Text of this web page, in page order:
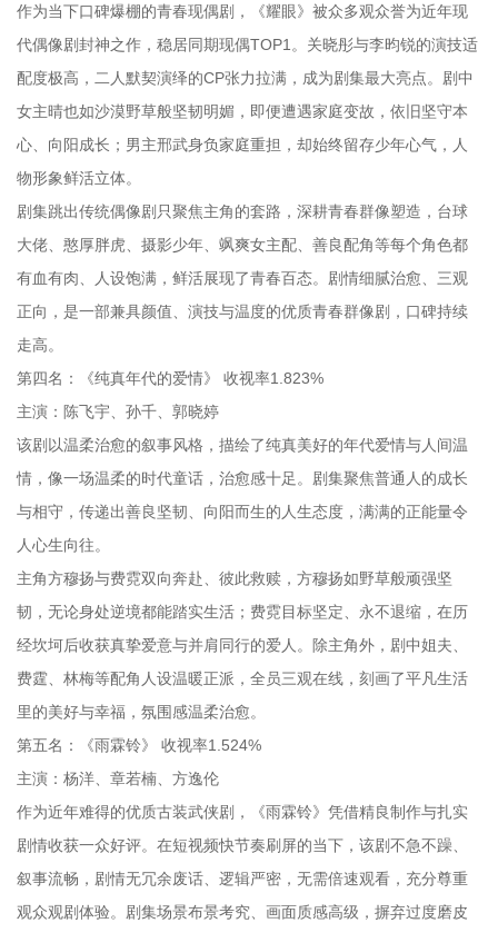
作为当下口碑爆棚的青春现偶剧，《耀眼》被众多观众誉为近年现
代偶像剧封神之作，稳居同期现偶TOP1。关晓彤与李昀锐的演技适
配度极高，二人默契演绎的CP张力拉满，成为剧集最大亮点。剧中
女主晴也如沙漠野草般坚韧明媚，即便遭遇家庭变故，依旧坚守本
心、向阳成长；男主邢武身负家庭重担，却始终留存少年心气，人
物形象鲜活立体。
剧集跳出传统偶像剧只聚焦主角的套路，深耕青春群像塑造，台球
大佬、憨厚胖虎、摄影少年、飒爽女主配、善良配角等每个角色都
有血有肉、人设饱满，鲜活展现了青春百态。剧情细腻治愈、三观
正向，是一部兼具颜值、演技与温度的优质青春群像剧，口碑持续
走高。
第四名：《纯真年代的爱情》 收视率1.823%
主演：陈飞宇、孙千、郭晓婷
该剧以温柔治愈的叙事风格，描绘了纯真美好的年代爱情与人间温
情，像一场温柔的时代童话，治愈感十足。剧集聚焦普通人的成长
与相守，传递出善良坚韧、向阳而生的人生态度，满满的正能量令
人心生向往。
主角方穆扬与费霓双向奔赴、彼此救赎，方穆扬如野草般顽强坚
韧，无论身处逆境都能踏实生活；费霓目标坚定、永不退缩，在历
经坎坷后收获真挚爱意与并肩同行的爱人。除主角外，剧中姐夫、
费霆、林梅等配角人设温暖正派，全员三观在线，刻画了平凡生活
里的美好与幸福，氛围感温柔治愈。
第五名：《雨霖铃》 收视率1.524%
主演：杨洋、章若楠、方逸伦
作为近年难得的优质古装武侠剧，《雨霖铃》凭借精良制作与扎实
剧情收获一众好评。在短视频快节奏刷屏的当下，该剧不急不躁、
叙事流畅，剧情无冗余废话、逻辑严密，无需倍速观看，充分尊重
观众观剧体验。剧集场景布景考究、画面质感高级，摒弃过度磨皮